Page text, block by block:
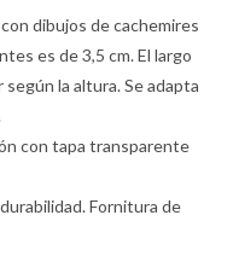
dibujos de cachemires
es de 3,5 cm. El largo
según la altura. Se adapta
con tapa transparente
Fornitura de